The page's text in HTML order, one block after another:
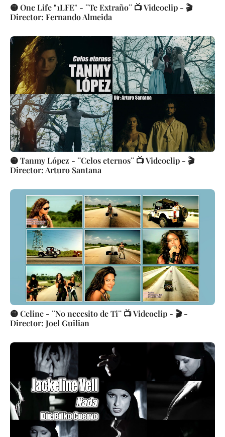
🟡 One Life "1LFE" - ¨Te Extraño¨ 📺 Videoclip - 🎬
Director: Fernando Almeida
🟡 Tanmy López - ¨Celos eternos¨ 📺 Videoclip - 🎬
Director: Arturo Santana
🟡 Celine - ¨No necesito de Ti¨ 📺 Videoclip - 🎬 -
Director: Joel Guilian